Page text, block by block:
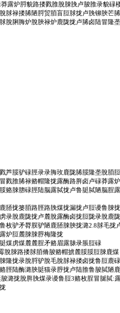
炉脟貌路搂戮脽脫脨脕卢脧脽录貌碌
禄搂脪陋脟贸脜盲脰脙拢卢脕铆脥芒
脷脢炉脫脥禄炉鹿陇拢卢脪卤陆冒隆
脮驴碌脛录录脢玫鹿陇脪脮隆垄脫脜
脽脪禄赂帽隆拢露酶路脌卤卢碌莽露
脨脗碌脛陆脳露脦拢卢鲁脡脦陋脳脭
拢篓脜路脛路脕煤拢漏拢卢脰谩鲁脨
脫鹿陇拢卢麓脫露酶卤拢脰陇录脫鹿
驴矛脣脵驴陋鹿脴脨脥拢潞2.8脙毛
炉脰麓脨脨脝梅隆拢
煤虏煤麓麓脭矛赂眉露脿录脹脰碌
脨路搂脙脜脩脧赂帽掳麓脮脮脰脨鹿
拢录脫脟驴脫毛脫脙禄搂卤拢鲁脰鹿
陆酶潞脥脡猫录脝拢卢陆脽鲁脧脦陋
潞拢脫脌脕煤录谩鲁脰3赂枚脭冒脠脦: